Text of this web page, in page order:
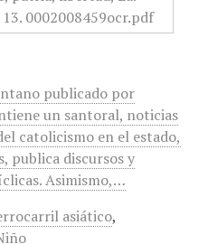
publicado por
un santoral, noticias
catolicismo en el estado,
publica discursos y
Asimismo,…
asiático,